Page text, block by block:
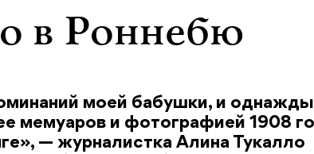
в Роннебю
моей бабушки, и
мемуаров и фотографией 1908
— журналистка Алина Тукалло